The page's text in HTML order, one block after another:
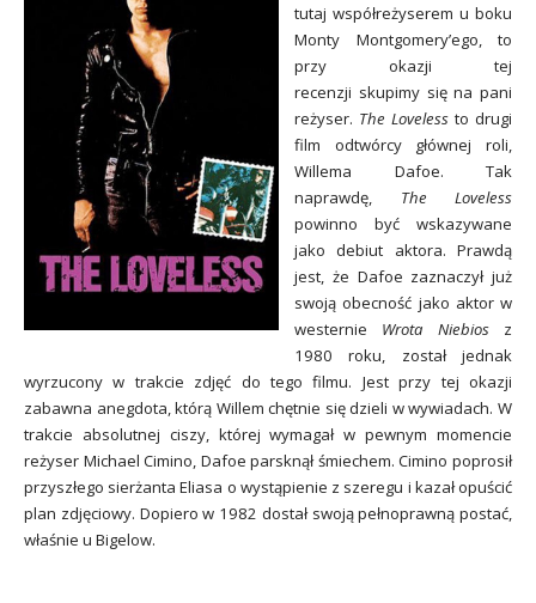
tutaj współreżyserem u boku
Monty Montgomery’ego, to
przy okazji tej
recenzji skupimy się na pani
reżyser. The Loveless to drugi
film odtwórcy głównej roli,
Willema Dafoe. Tak
naprawdę, The Loveless
powinno być wskazywane
jako debiut aktora. Prawdą
jest, że Dafoe zaznaczył już
swoją obecność jako aktor w
westernie Wrota Niebios z
1980 roku, został jednak
wyrzucony w trakcie zdjęć do tego filmu. Jest przy tej okazji
zabawna anegdota, którą Willem chętnie się dzieli w wywiadach. W
trakcie absolutnej ciszy, której wymagał w pewnym momencie
reżyser Michael Cimino, Dafoe parsknął śmiechem. Cimino poprosił
przyszłego sierżanta Eliasa o wystąpienie z szeregu i kazał opuścić
plan zdjęciowy. Dopiero w 1982 dostał swoją pełnoprawną postać,
właśnie u Bigelow.